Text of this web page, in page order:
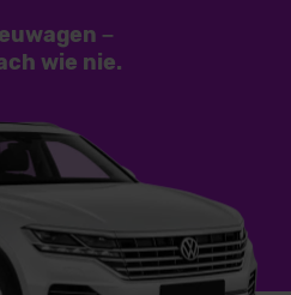
–
wie nie.